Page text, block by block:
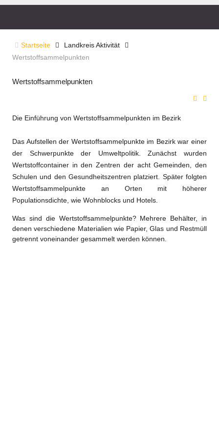
Startseite
Landkreis Aktivität
Wertstoffsammelpunkten
Wertstoffsammelpunkten
Die Einführung von Wertstoffsammelpunkten im Bezirk
Das Aufstellen der Wertstoffsammelpunkte im Bezirk war einer
der Schwerpunkte der Umweltpolitik. Zunächst wurden
Wertstoffcontainer in den Zentren der acht Gemeinden, den
Schulen und den Gesundheitszentren platziert. Später folgten
Wertstoffsammelpunkte an Orten mit höherer
Populationsdichte, wie Wohnblocks und Hotels.
Was sind die Wertstoffsammelpunkte? Mehrere Behälter, in
denen verschiedene Materialien wie Papier, Glas und Restmüll
getrennt voneinander gesammelt werden können.